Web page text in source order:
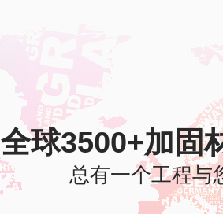
全球3500+加固
总有一个工程与